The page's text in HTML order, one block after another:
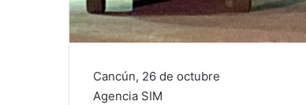
Cancún, 26 de octubre
Agencia SIM